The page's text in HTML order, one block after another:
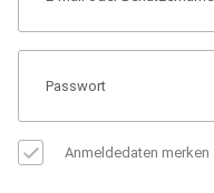
Anmeldedaten merken